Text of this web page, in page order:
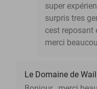
super
surpris tres
cest reposant
merci
Le Domaine de Wail